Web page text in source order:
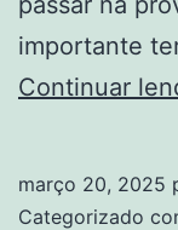
importante
Continuar
março 20, 2025
Categorizado